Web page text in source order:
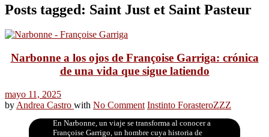
Posts tagged: Saint Just et Saint Pasteur
Narbonne a los ojos de Françoise Garriga: crónica
de una vida que sigue latiendo
mayo 11, 2025
by Andrea Castro with No Comment Instinto ForasteroZZZ
En Narbonne, un viaje se transforma al conocer a
Françoise Garrigo, un hombre cuya historia de